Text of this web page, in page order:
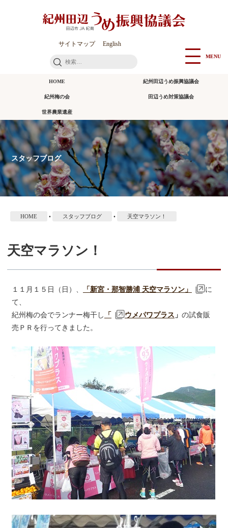
サイトマップ English
検
MENU
HOME 紀州田辺うめ振興協議会
紀州梅の会 田辺うめ対策協議会
世界農業遺産
スタッフブログ
HOME • スタッフブログ • 天空マラソン！
天空マラソン！
１１月１５日（日）、 「新宮・那智勝浦 天空マラソン」
に
て、
紀州梅の会でランナー梅干し
「 ウメパワプラス 」 の試食販
売ＰＲを行ってきました。